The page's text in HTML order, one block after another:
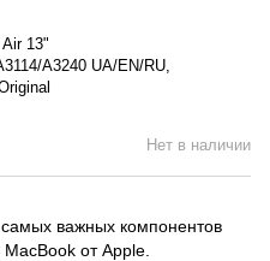
Air 13"
A3240 UA/EN/RU,
Нет в наличии
важных компонентов
от Apple.